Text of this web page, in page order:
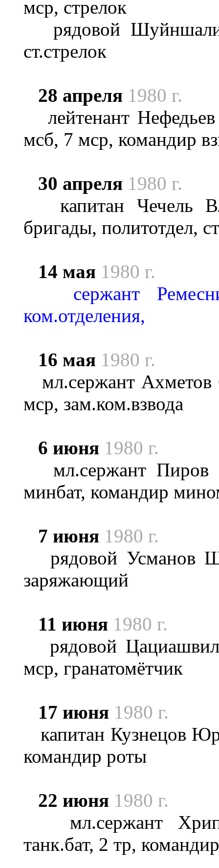
мср, стрелок
рядовой
ст.стрелок
28 апреля 1980 г.
лейтенант
мсб, 7 мср, командир
30 апреля 1980 г.
капитан Чечель
бригады, политотдел,
14 мая 1980 г.
сержант
ком.отделения,
16 мая 1980 г.
мл.сержант Ахметов
мср, зам.ком.взвода
6 июня 1980 г.
мл.сержант Пиров
минбат, командир
7 июня 1980 г.
рядовой Усманов
заряжающий
11 июня 1980 г.
рядовой
мср, гранатомётчик
17 июня 1980 г.
капитан Кузнецов
командир роты
22 июня 1980 г.
мл.сержант
танк.бат, 2 тр,